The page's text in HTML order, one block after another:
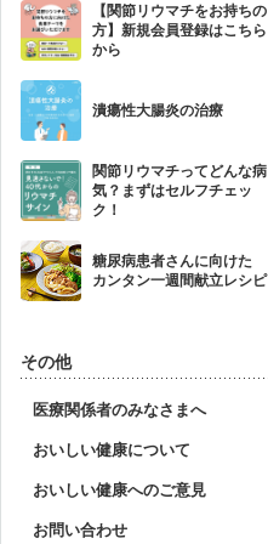
【関節リウマチをお持ちの
方】新規会員登録はこちら
から
潰瘍性大腸炎の治療
関節リウマチってどんな病
気？まずはセルフチェッ
ク！
糖尿病患者さんに向けた
カンタン一週間献立レシピ
その他
医療関係者のみなさまへ
おいしい健康について
おいしい健康へのご意見
お問い合わせ